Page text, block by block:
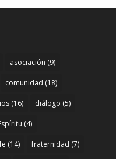
asociación (9)
comunidad (18)
(16) diálogo (5)
(4)
(14) fraternidad (7)